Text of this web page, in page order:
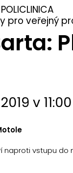
pro veřejný
v 11:00
naproti vstupu do